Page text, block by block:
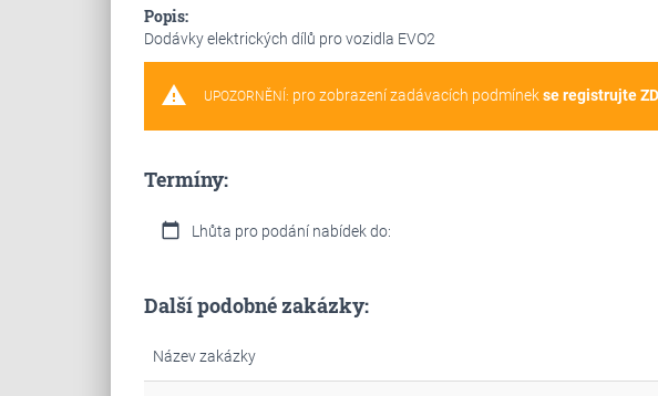
Popis:
Dodávky elektrických dílů pro vozidla EVO2
warning UPOZORNĚNÍ: pro zobrazení zadávacích podmínekse registrujte
Termíny:
calendar_today Lhůta pro podání nabídek do:
Další podobné zakázky:
Název zakázky